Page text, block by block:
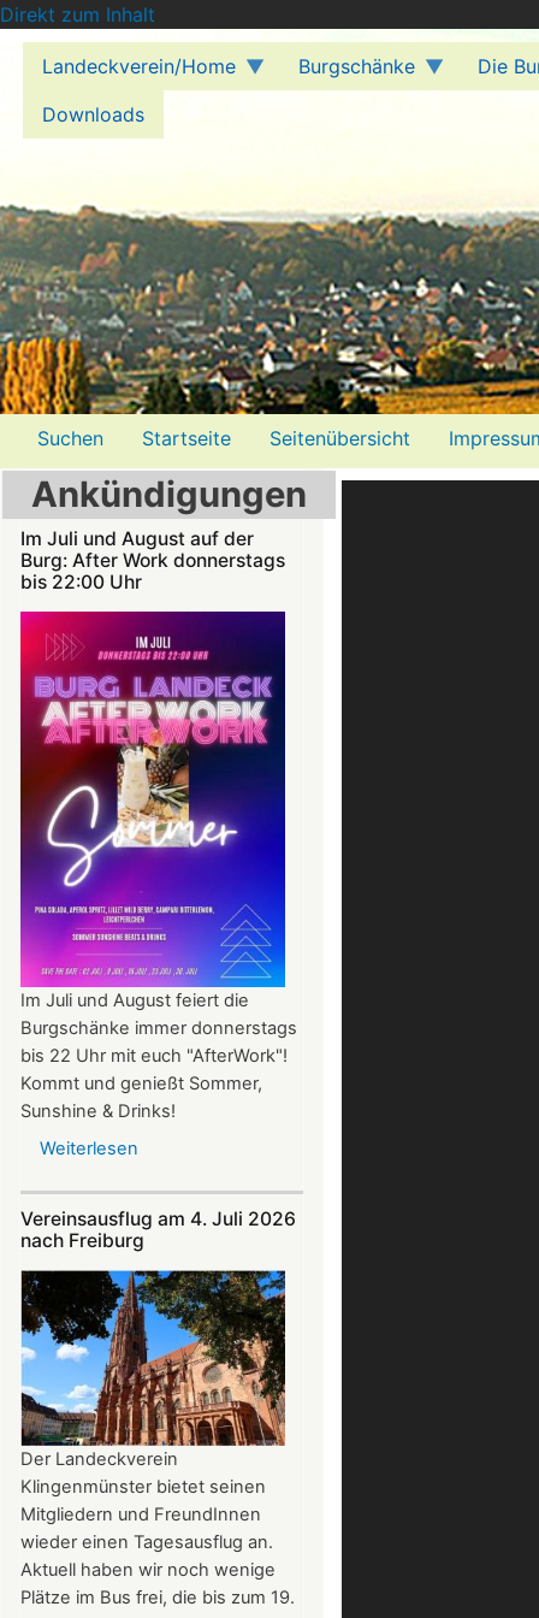
Direkt zum Inhalt
Landeckverein/Home Burgschänke Die
Downloads
Menü2
Suchen Startseite Seitenübersicht
Ankündigungen
Im Juli und August auf der
Burg: After Work donnerstags
bis 22:00 Uhr
Im Juli und August feiert die
Burgschänke immer donnerstags
bis 22 Uhr mit euch "AfterWork"!
Kommt und genießt Sommer,
Sunshine & Drinks!
Weiterlesen
und
August
auf
der
Burg:
After
Work
donnerstags
bis
22:00
Uhr
Vereinsausflug am 4. Juli 2026
nach Freiburg
Der Landeckverein
Klingenmünster bietet seinen
Mitgliedern und FreundInnen
wieder einen Tagesausflug an.
Aktuell haben wir noch wenige
Plätze im Bus frei, die bis zum 19.